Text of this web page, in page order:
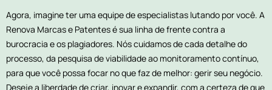
Agora, imagine ter uma equipe de especialistas lutando por você. A
Renova Marcas e Patentes é sua linha de frente contra a
burocracia e os plagiadores. Nós cuidamos de cada detalhe do
processo, da pesquisa de viabilidade ao monitoramento contínuo,
para que você possa focar no que faz de melhor: gerir seu negócio.
Deseje a liberdade de criar, inovar e expandir, com a certeza de que